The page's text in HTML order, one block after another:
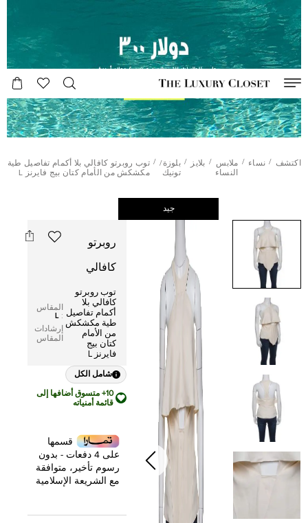
اكتشف / نساء / ملابس
النساء
/ بلايز / بلوزة/
تونيك
/ توب روبرتو كافالي بلا أكمام تفاصيل طية
مكشكش من الأمام كتان بيج فايرنز L
جيد
روبرتو
كافالي
توب روبرتو
كافالي بلا
أكمام تفاصيل
طية مكشكش
من الأمام
كتان بيج
فايرنز L
المقاس
:
L
إرشادات
المقاس
شامل الكل
10+ متسوق أضافها إلى
قائمة أمنياته
قسمها
على 4 دفعات - بدون
رسوم تأخير، متوافقة
مع الشريعة الإسلامية